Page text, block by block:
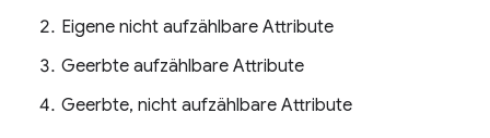
Eigene nicht aufzählbare Attribute
Geerbte aufzählbare Attribute
Geerbte, nicht aufzählbare Attribute